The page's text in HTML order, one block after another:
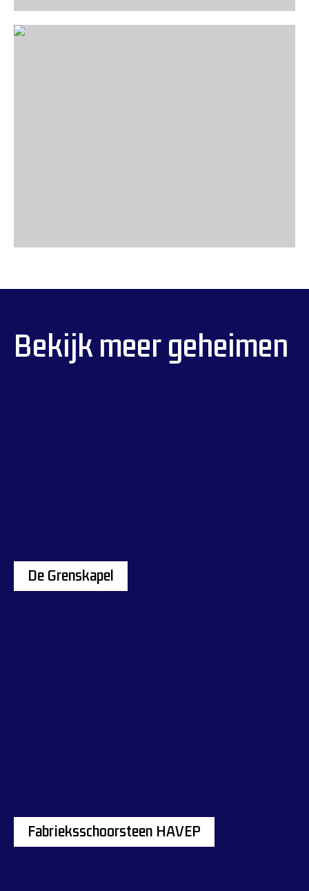
Bekijk meer geheimen
De Grenskapel
Fabrieksschoorsteen HAVEP